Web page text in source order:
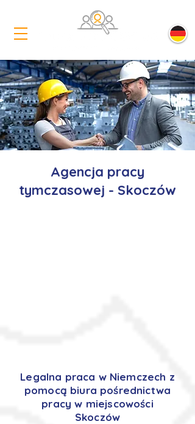
Agencja pracy
tymczasowej - Skoczów
Legalna praca w Niemczech z
pomocą biura pośrednictwa
pracy w miejscowości
Skoczów